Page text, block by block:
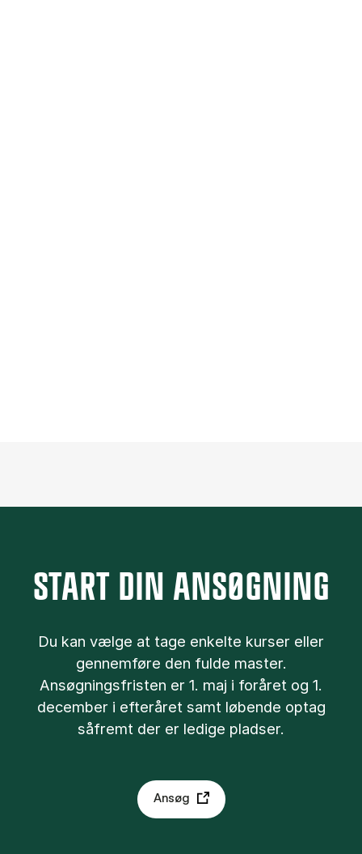
START DIN ANSØGNING
Du kan væl­ge at tage en­kel­te kurser el­ler
gen­nem­fø­re den ful­de ma­ster.
Ansøgningsfristen er 1. maj i foråret og 1.
december i efteråret samt løbende optag
såfremt der er ledige pladser.
Ansøg